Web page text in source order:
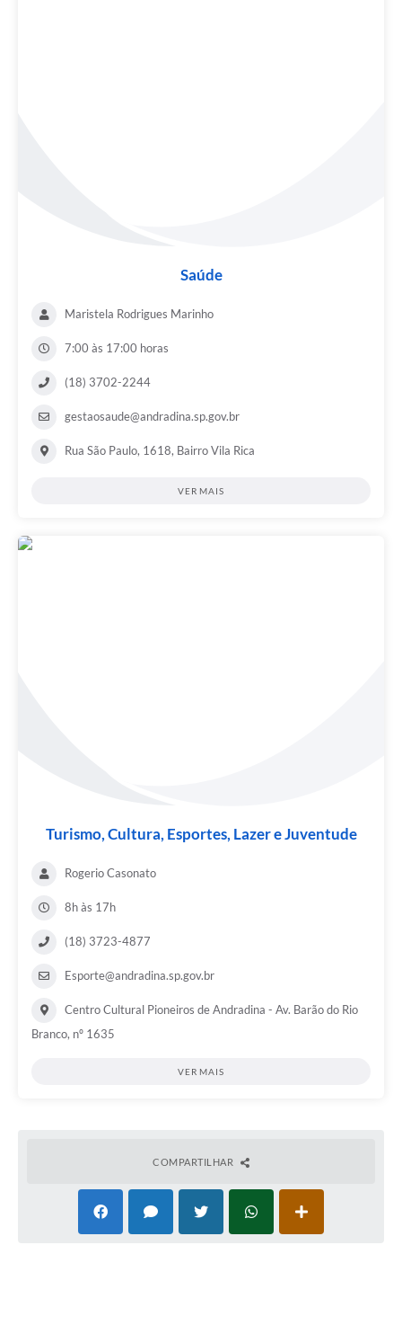
Saúde
Maristela Rodrigues Marinho
7:00 às 17:00 horas
(18) 3702-2244
gestaosaude@andradina.sp.gov.br
Rua São Paulo, 1618, Bairro Vila Rica
VER MAIS
Turismo, Cultura, Esportes, Lazer e Juventude
Rogerio Casonato
8h às 17h
(18) 3723-4877
Esporte@andradina.sp.gov.br
Centro Cultural Pioneiros de Andradina - Av. Barão do Rio
Branco, nº 1635
VER MAIS
COMPARTILHAR